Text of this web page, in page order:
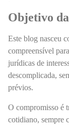
Objetivo
Este blog nasceu
compreensível
jurídicas de
descomplicada,
prévios.
O compromisso é
cotidiano, sempre